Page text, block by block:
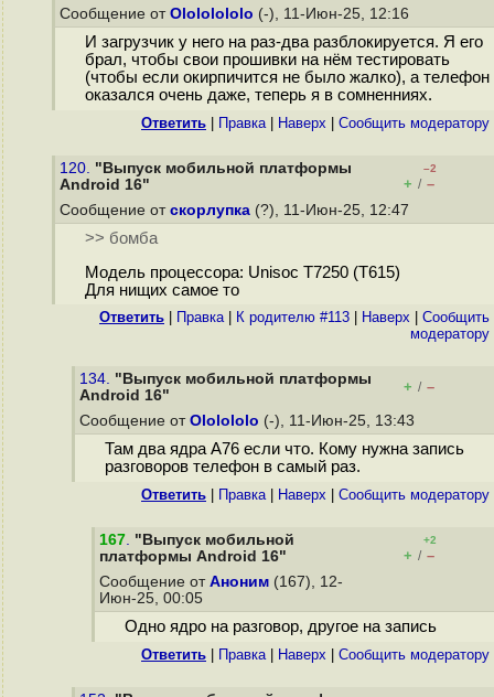
Сообщение от Olololololo (-), 11-Июн-25, 12:16
И загрузчик у него на раз-два разблокируется. Я его
брал, чтобы свои прошивки на нём тестировать
(чтобы если окирпичится не было жалко), а телефон
оказался очень даже, теперь я в сомненниях.
Ответить Правка| Наверх Cообщить модератору
120. "Выпуск мобильной платформы
Android 16"
–2
+ / –
Сообщение от скорлупка (?), 11-Июн-25, 12:47
>> бомба
Модель процессора: Unisoc T7250 (T615)
Для нищих самое то
Ответить Правка| К родителю #113 Наверх
Cообщить
модератору
134. "Выпуск мобильной платформы
Android 16"
+ / –
Сообщение от Ololololo (-), 11-Июн-25, 13:43
Там два ядра A76 если что. Кому нужна запись
разговоров телефон в самый раз.
Ответить Правка| Наверх Cообщить модератору
167. "Выпуск мобильной
платформы Android 16"
+2
+ / –
Сообщение от Аноним (167), 12-
Июн-25, 00:05
Одно ядро на разговор, другое на запись
Ответить Правка| Наверх Cообщить модератору